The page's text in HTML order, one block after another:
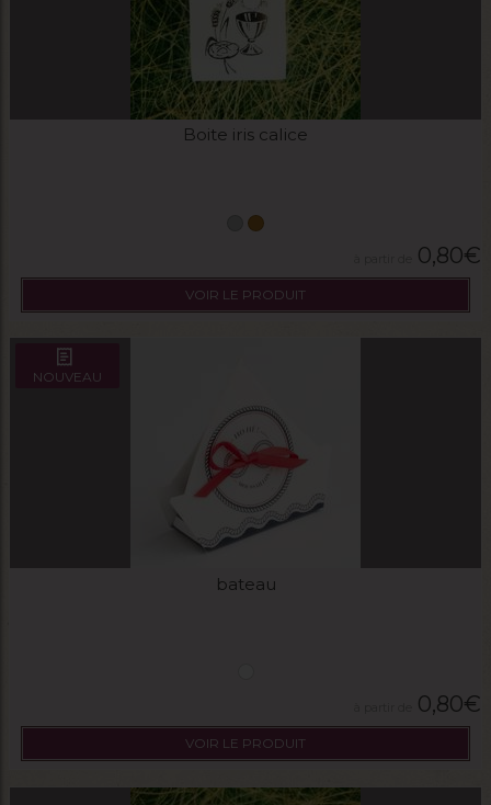
Boite iris calice
0,80€
VOIR LE PRODUIT
NOUVEAU
bateau
0,80€
VOIR LE PRODUIT